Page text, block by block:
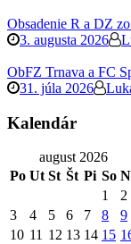
Obsadenie R a DZ
3. augusta 2026
ObFZ Trnava a FC
31. júla 2026
Kalendár
august 2026
Po Ut St Št Pi So
1
2
3
4 5 6 7 8
9
10 11 12 13 14 15